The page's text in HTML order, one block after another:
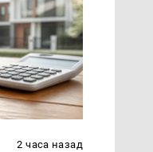
2 часа назад